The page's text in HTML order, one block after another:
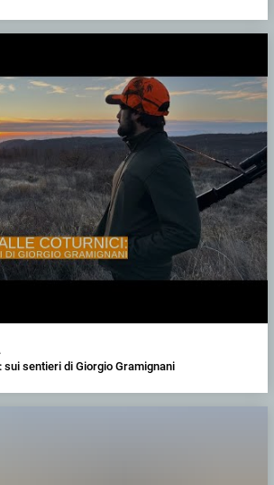
sentieri di Giorgio Gramignani